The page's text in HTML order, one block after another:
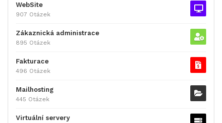
WebSite
907 Otázek
Zákaznická administrace
895 Otázek
Fakturace
496 Otázek
Mailhosting
445 Otázek
Virtuální servery